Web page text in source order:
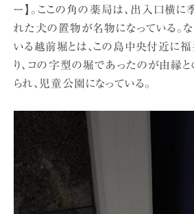
ー】。ここの角の薬局は、出入口横に
れた犬の置物が名物になっている。な
いる越前堀とは、この島中央付近に
り、コの字型の堀であったのが由縁と
られ、児童公園になっている。